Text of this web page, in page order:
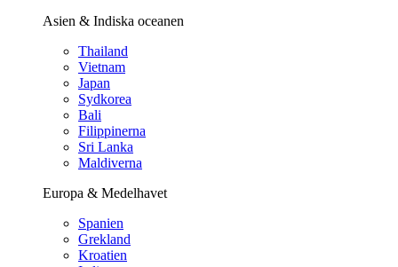
Asien & Indiska oceanen
Thailand
Vietnam
Japan
Sydkorea
Bali
Filippinerna
Sri Lanka
Maldiverna
Europa & Medelhavet
Spanien
Grekland
Kroatien